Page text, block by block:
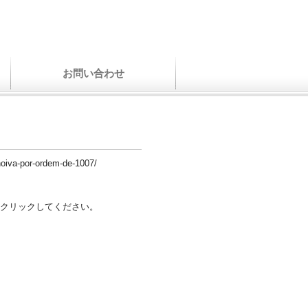
お問い合わせ
por-ordem-de-1007/
リックしてください。